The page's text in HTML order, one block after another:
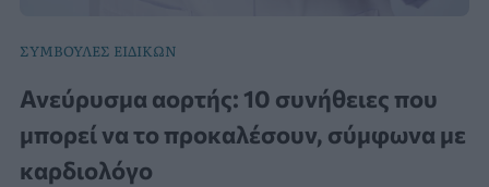
ΣΥΜΒΟΥΛΕΣ ΕΙΔΙΚΩΝ
Ανεύρυσμα αορτής: 10 συνήθειες που
μπορεί να το προκαλέσουν, σύμφωνα με
καρδιολόγο